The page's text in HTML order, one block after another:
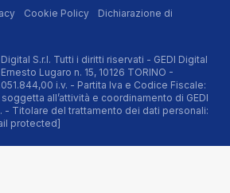
Cookie Policy
Dichiarazione di
S.r.l. Tutti i diritti riservati - GEDI Digital
Lugaro n. 15, 10126 TORINO -
i.v. - Partita Iva e Codice Fiscale:
all’attività e coordinamento di GEDI
- Titolare del trattamento dei dati personali:
protected]